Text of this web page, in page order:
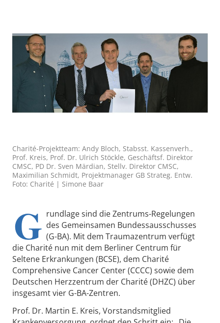
Charité-Projektteam: Andy Bloch, Stabsst. Kassenverh.,
Prof. Kreis, Prof. Dr. Ulrich Stöckle, Geschäftsf. Direktor
CMSC, PD Dr. Sven Märdian, Stellv. Direktor CMSC,
Maximilian Schmidt, Projektmanager GB Strateg. Entw.
Foto: Charité | Simone Baar
G rundlage sind die Zentrums-Regelungen
des Gemeinsamen Bundessausschusses
(G-BA). Mit dem Traumazentrum verfügt
die Charité nun mit dem Berliner Centrum für
Seltene Erkrankungen (BCSE), dem Charité
Comprehensive Cancer Center (CCCC) sowie dem
Deutschen Herzzentrum der Charité (DHZC) über
insgesamt vier G-BA-Zentren.
Prof. Dr. Martin E. Kreis, Vorstandsmitglied